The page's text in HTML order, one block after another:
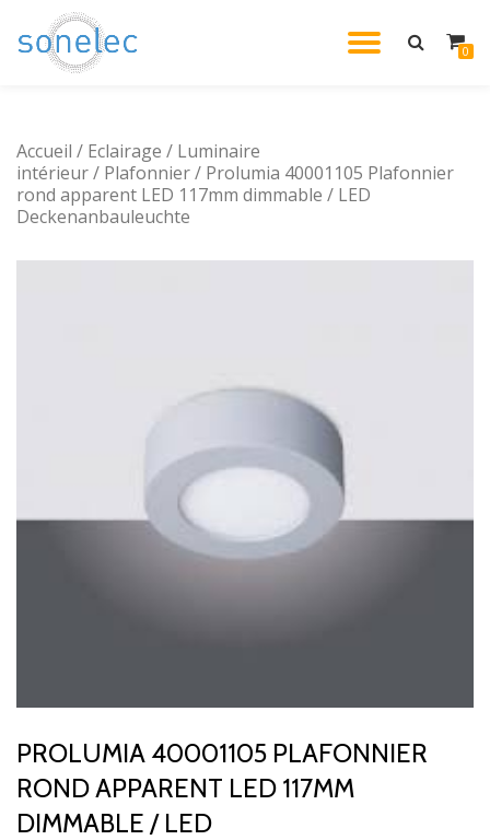
Aller
0
Accueil / Eclairage / Luminaire
intérieur/ Plafonnier/ Prolumia 40001105 Plafonnier
rond apparent LED 117mm dimmable / LED
Deckenanbauleuchte
PROLUMIA 40001105 PLAFONNIER
ROND APPARENT LED 117MM
DIMMABLE / LED